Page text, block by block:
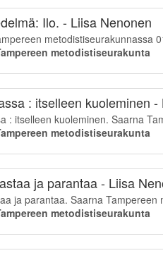
Ilo. - Liisa Nenonen
metodistiseurakunnassa
metodistiseurakunta
: itselleen kuoleminen -
: itselleen kuoleminen. Saarna
metodistiseurakunta
ja parantaa - Liisa
ja parantaa. Saarna
metodistiseurakunta